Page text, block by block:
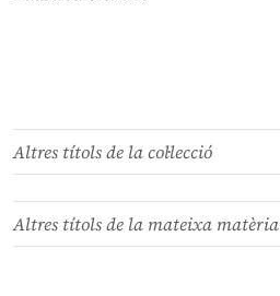
Altres títols de la col·lecció
Altres títols de la mateixa matèria